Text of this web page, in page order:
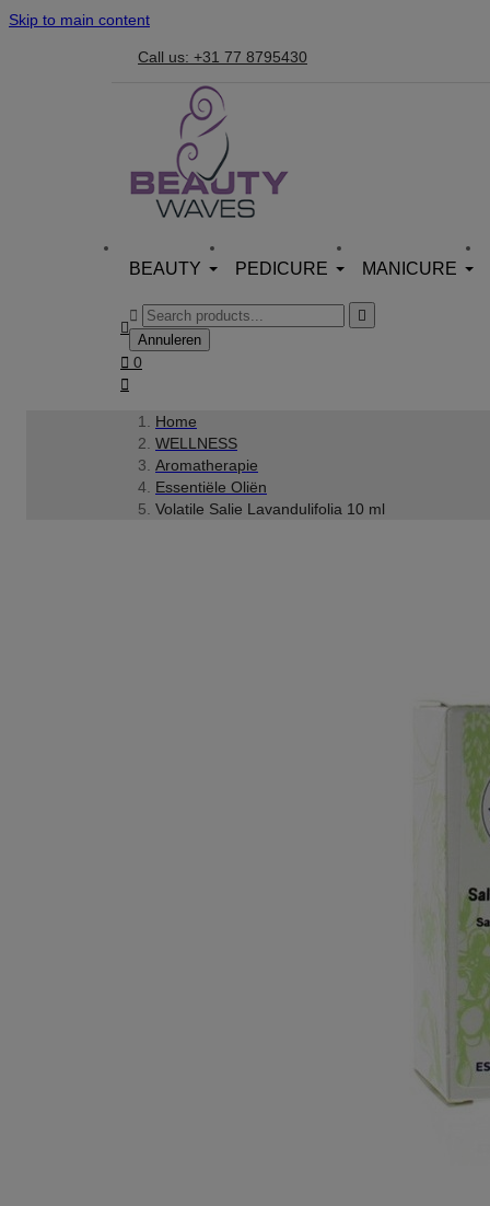
Skip to main content
Call us: +31 77 8795430
BEAUTY PEDICURE MANICURE



Annuleren
 0

Home
WELLNESS
Aromatherapie
Essentiële Oliën
Volatile Salie Lavandulifolia 10 ml